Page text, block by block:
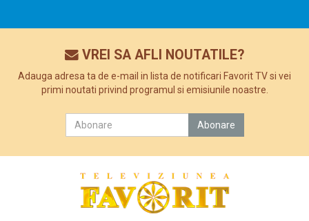
VREI SA AFLI NOUTATILE?
Adauga adresa ta de e-mail in lista de notificari Favorit TV si vei
primi noutati privind programul si emisiunile noastre.